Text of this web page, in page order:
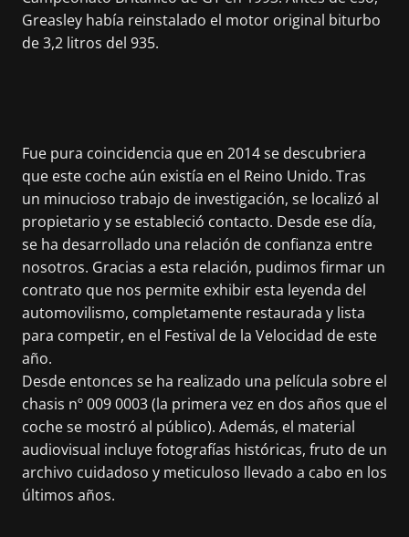
Greasley había reinstalado el motor original biturbo
de 3,2 litros del 935.
Fue pura coincidencia que en 2014 se descubriera
que este coche aún existía en el Reino Unido. Tras
un minucioso trabajo de investigación, se localizó al
propietario y se estableció contacto. Desde ese día,
se ha desarrollado una relación de confianza entre
nosotros. Gracias a esta relación, pudimos firmar un
contrato que nos permite exhibir esta leyenda del
automovilismo, completamente restaurada y lista
para competir, en el Festival de la Velocidad de este
año.
Desde entonces se ha realizado una película sobre el
chasis nº 009 0003 (la primera vez en dos años que el
coche se mostró al público). Además, el material
audiovisual incluye fotografías históricas, fruto de un
archivo cuidadoso y meticuloso llevado a cabo en los
últimos años.